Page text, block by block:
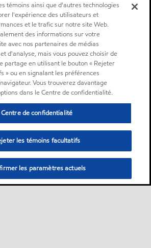
témoins ainsi que d'autres technologies
l'expérience des utilisateurs et
et le trafic sur notre site Web.
des informations sur votre
avec nos partenaires de médias
d'analyse, mais vous pouvez choisir de
partage en utilisant le bouton « Rejeter
» ou en signalant les préférences
Vous trouverez davantage
dans le Centre de confidentialité.
Centre de confidentialité
les témoins facultatifs
les paramètres actuels